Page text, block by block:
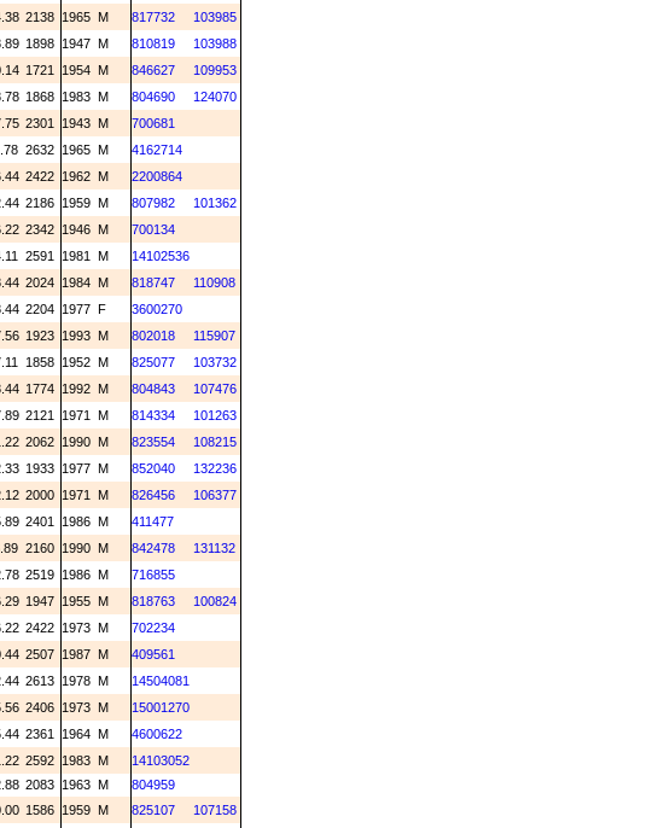
2138 1965 M 817732
103985
1898 1947 M 810819
103988
1721 1954 M 846627
109953
1868 1983 M 804690
124070
2301 1943 M
700681
2632 1965 M
4162714
2422 1962 M
2200864
2186 1959 M 807982
101362
2342 1946 M
700134
2591 1981 M
14102536
2024 1984 M 818747
110908
2204 1977 F
3600270
1923 1993 M 802018
115907
1858 1952 M 825077
103732
1774 1992 M 804843
107476
2121 1971 M 814334
101263
2062 1990 M 823554
108215
1933 1977 M 852040
132236
2000 1971 M 826456
106377
2401 1986 M
411477
2160 1990 M 842478
131132
2519 1986 M
716855
1947 1955 M 818763
100824
2422 1973 M
702234
2507 1987 M
409561
2613 1978 M
14504081
2406 1973 M
15001270
2361 1964 M
4600622
2592 1983 M
14103052
2083 1963 M
804959
1586 1959 M 825107
107158